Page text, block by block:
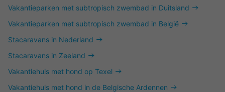
Vakantieparken met subtropisch zwembad in Duitsland
Vakantieparken met subtropisch zwembad in België
Stacaravans in Nederland
Stacaravans in Zeeland
Vakantiehuis met hond op Texel
Vakantiehuis met hond in de Belgische Ardennen